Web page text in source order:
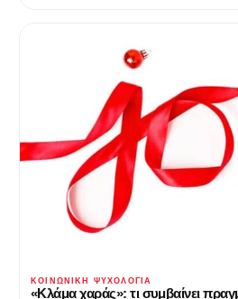
ΚΟΙΝΩΝΙΚΉ ΨΥΧΟΛΟΓΊΑ
«Κλάμα χαράς»: τι συμβαίνει